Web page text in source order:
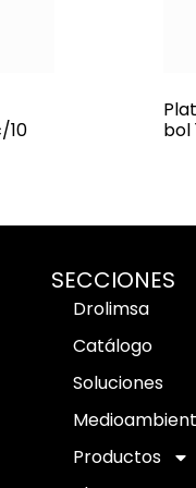
10
bol
SECCIONES
Drolimsa
Catálogo
Soluciones
Productos